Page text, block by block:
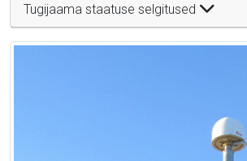
Tugijaama staatuse selgitused